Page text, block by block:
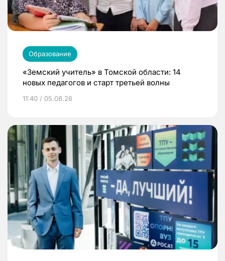
Образование
«Земский учитель» в Томской области: 14
новых педагогов и старт третьей волны
11:40 / 05.08.26